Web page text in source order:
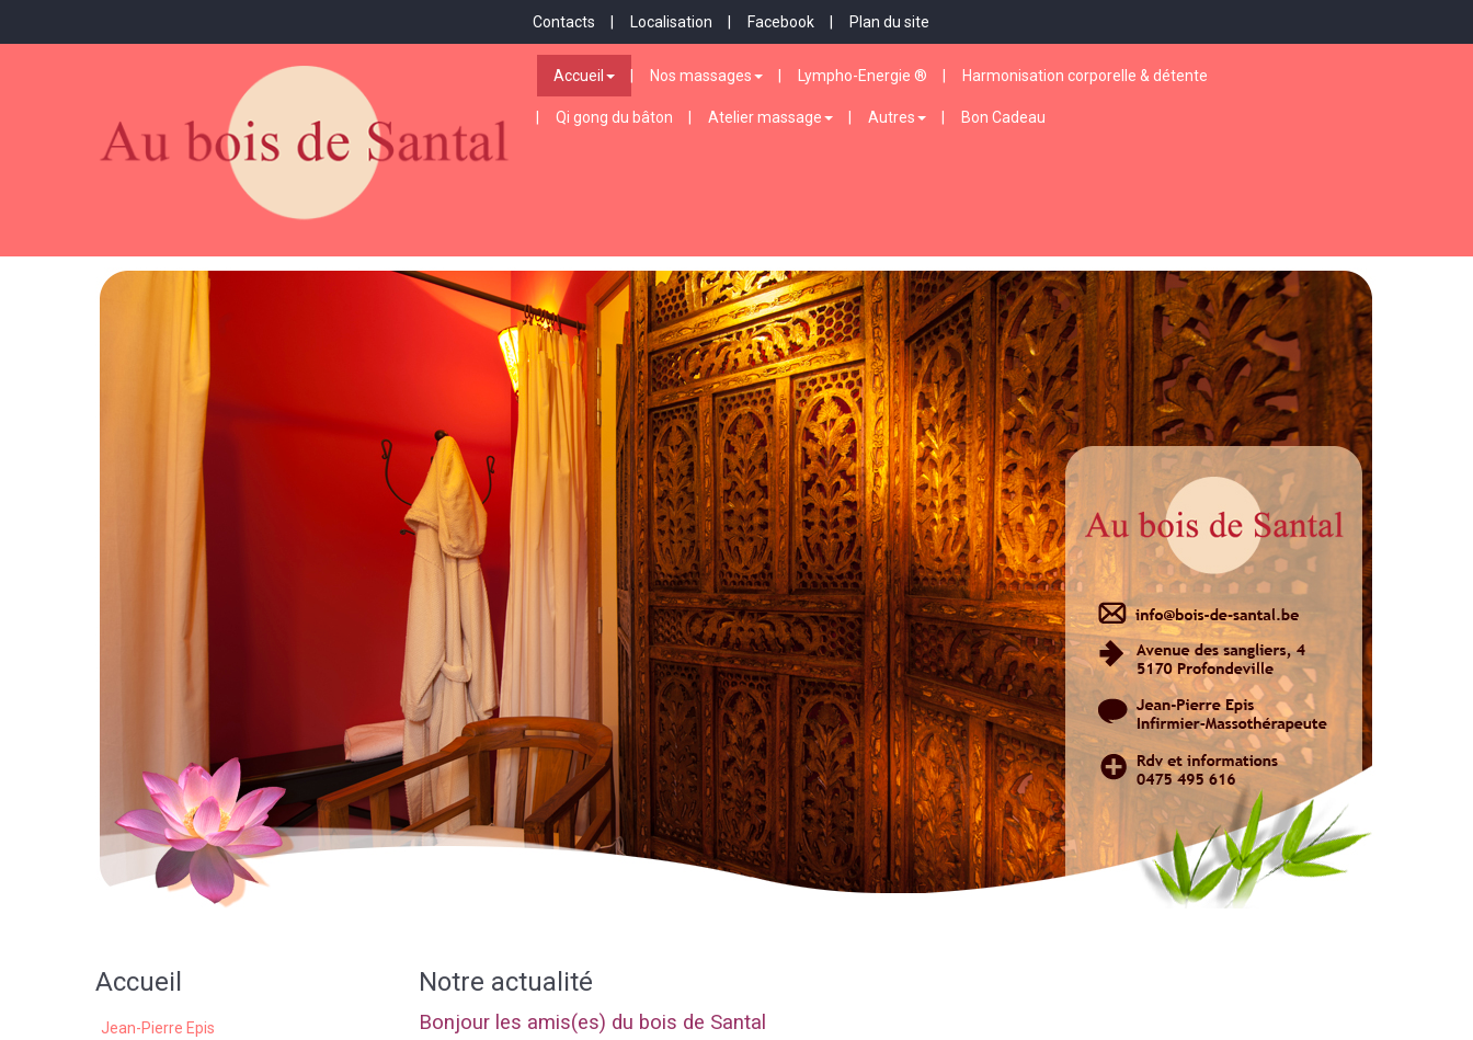
Contacts Localisation Facebook Plan du site
Accueil Nos massages Lympho-Energie ® Harmonisation corporelle & détente
Qi gong du bâton Atelier massage Autres Bon Cadeau
Accueil
Jean-Pierre Epis
Notre actualité
Bonjour les amis(es) du bois de Santal